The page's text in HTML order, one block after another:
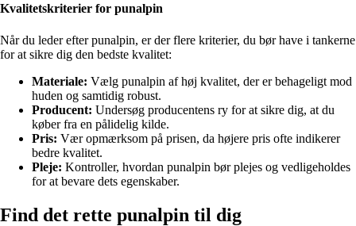
Kvalitetskriterier for punalpin
Når du leder efter punalpin, er der flere kriterier, du bør have i tankerne
for at sikre dig den bedste kvalitet:
Materiale: Vælg punalpin af høj kvalitet, der er behageligt mod
huden og samtidig robust.
Producent: Undersøg producentens ry for at sikre dig, at du
køber fra en pålidelig kilde.
Pris: Vær opmærksom på prisen, da højere pris ofte indikerer
bedre kvalitet.
Pleje: Kontroller, hvordan punalpin bør plejes og vedligeholdes
for at bevare dets egenskaber.
Find det rette punalpin til dig